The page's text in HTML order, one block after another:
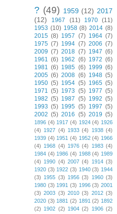
? (49) 1959 (12) 2017
(12)
1967 (11) 1970 (11)
1953 (10) 1958 (8) 2014 (8)
2015 (8) 1957 (7) 1964 (7)
1975 (7) 1994 (7) 2006 (7)
2009 (7) 2018 (7) 1947 (6)
1961 (6) 1962 (6) 1972 (6)
1981 (6) 1985 (6) 1999 (6)
2005 (6) 2008 (6) 1948 (5)
1950 (5) 1954 (5) 1965 (5)
1971 (5) 1973 (5) 1977 (5)
1982 (5) 1987 (5) 1992 (5)
1993 (5) 1995 (5) 1997 (5)
2002 (5) 2016 (5) 2019 (5)
1896 (4) 1917 (4) 1924 (4) 1926
(4) 1927 (4) 1933 (4) 1938 (4)
1939 (4) 1951 (4) 1952 (4) 1966
(4) 1968 (4) 1976 (4) 1983 (4)
1984 (4) 1986 (4) 1988 (4) 1989
(4) 1990 (4) 2007 (4) 1914 (3)
1920 (3) 1922 (3) 1940 (3) 1944
(3) 1955 (3) 1956 (3) 1960 (3)
1980 (3) 1991 (3) 1996 (3) 2001
(3) 2003 (3) 2010 (3) 2012 (3)
2020 (3) 1881 (2) 1891 (2) 1892
(2) 1902 (2) 1904 (2) 1906 (2)